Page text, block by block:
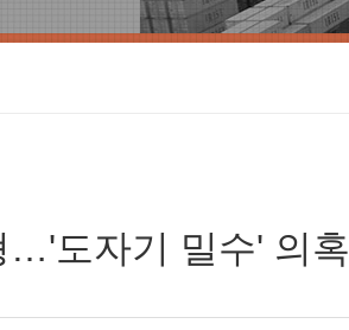
…'도자기 밀수' 의혹